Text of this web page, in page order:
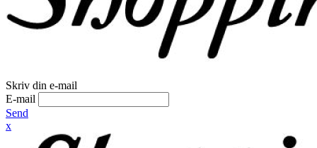
Skriv din e-mail
E-mail
Send
x